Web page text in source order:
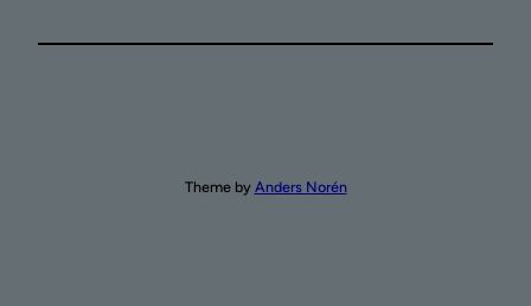
Theme by Anders Norén